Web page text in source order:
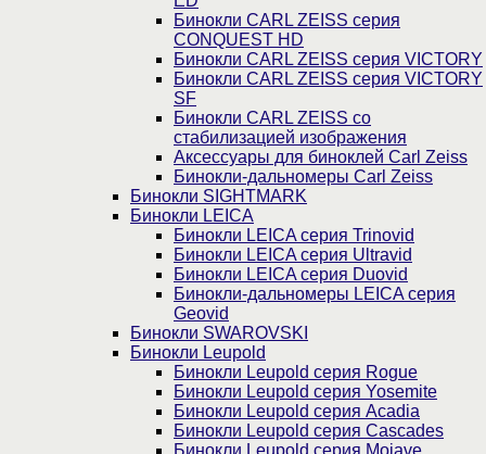
Бинокли CARL ZEISS серия
CONQUEST HD
Бинокли CARL ZEISS серия VICTORY
Бинокли CARL ZEISS серия VICTORY
SF
Бинокли CARL ZEISS со
стабилизацией изображения
Аксессуары для биноклей Carl Zeiss
Бинокли-дальномеры Carl Zeiss
Бинокли SIGHTMARK
Бинокли LEICA
Бинокли LEICA серия Trinovid
Бинокли LEICA серия Ultravid
Бинокли LEICA серия Duovid
Бинокли-дальномеры LEICA серия
Geovid
Бинокли SWAROVSKI
Бинокли Leupold
Бинокли Leupold серия Rogue
Бинокли Leupold серия Yosemite
Бинокли Leupold серия Acadia
Бинокли Leupold серия Cascades
Бинокли Leupold серия Mojave